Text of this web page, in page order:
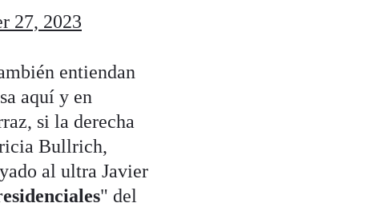
27, 2023
entiendan
aquí y en
si la derecha
Bullrich,
al ultra Javier
" del